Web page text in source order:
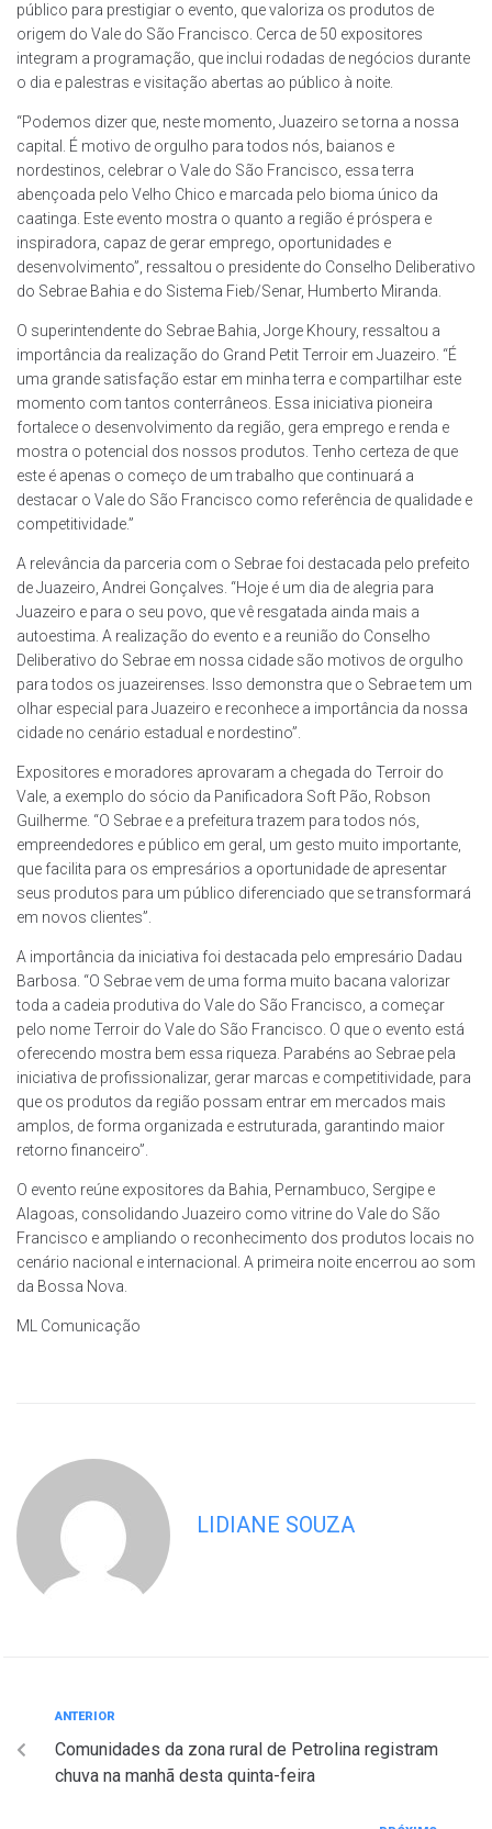
público para prestigiar o evento, que valoriza os produtos de
origem do Vale do São Francisco. Cerca de 50 expositores
integram a programação, que inclui rodadas de negócios durante
o dia e palestras e visitação abertas ao público à noite.
“Podemos dizer que, neste momento, Juazeiro se torna a nossa
capital. É motivo de orgulho para todos nós, baianos e
nordestinos, celebrar o Vale do São Francisco, essa terra
abençoada pelo Velho Chico e marcada pelo bioma único da
caatinga. Este evento mostra o quanto a região é próspera e
inspiradora, capaz de gerar emprego, oportunidades e
desenvolvimento”, ressaltou o presidente do Conselho Deliberativo
do Sebrae Bahia e do Sistema Fieb/Senar, Humberto Miranda.
O superintendente do Sebrae Bahia, Jorge Khoury, ressaltou a
importância da realização do Grand Petit Terroir em Juazeiro. “É
uma grande satisfação estar em minha terra e compartilhar este
momento com tantos conterrâneos. Essa iniciativa pioneira
fortalece o desenvolvimento da região, gera emprego e renda e
mostra o potencial dos nossos produtos. Tenho certeza de que
este é apenas o começo de um trabalho que continuará a
destacar o Vale do São Francisco como referência de qualidade e
competitividade.”
A relevância da parceria com o Sebrae foi destacada pelo prefeito
de Juazeiro, Andrei Gonçalves. “Hoje é um dia de alegria para
Juazeiro e para o seu povo, que vê resgatada ainda mais a
autoestima. A realização do evento e a reunião do Conselho
Deliberativo do Sebrae em nossa cidade são motivos de orgulho
para todos os juazeirenses. Isso demonstra que o Sebrae tem um
olhar especial para Juazeiro e reconhece a importância da nossa
cidade no cenário estadual e nordestino”.
Expositores e moradores aprovaram a chegada do Terroir do
Vale, a exemplo do sócio da Panificadora Soft Pão, Robson
Guilherme. “O Sebrae e a prefeitura trazem para todos nós,
empreendedores e público em geral, um gesto muito importante,
que facilita para os empresários a oportunidade de apresentar
seus produtos para um público diferenciado que se transformará
em novos clientes”.
A importância da iniciativa foi destacada pelo empresário Dadau
Barbosa. “O Sebrae vem de uma forma muito bacana valorizar
toda a cadeia produtiva do Vale do São Francisco, a começar
pelo nome Terroir do Vale do São Francisco. O que o evento está
oferecendo mostra bem essa riqueza. Parabéns ao Sebrae pela
iniciativa de profissionalizar, gerar marcas e competitividade, para
que os produtos da região possam entrar em mercados mais
amplos, de forma organizada e estruturada, garantindo maior
retorno financeiro”.
O evento reúne expositores da Bahia, Pernambuco, Sergipe e
Alagoas, consolidando Juazeiro como vitrine do Vale do São
Francisco e ampliando o reconhecimento dos produtos locais no
cenário nacional e internacional. A primeira noite encerrou ao som
da Bossa Nova.
ML Comunicação
LIDIANE SOUZA
ANTERIOR
Comunidades da zona rural de Petrolina registram
chuva na manhã desta quinta-feira